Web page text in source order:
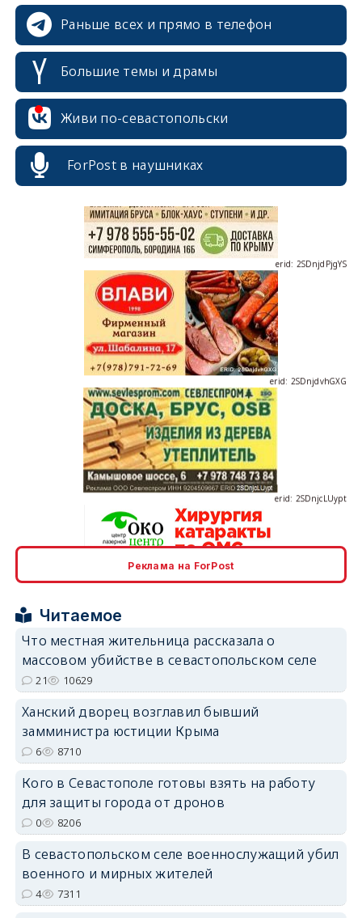
Раньше всех и прямо в телефон
Большие темы и драмы
Живи по-севастопольски
ForPost в наушниках
erid: 2SDnjcrDNw6
erid: 2SDnjdPjgYS
erid: 2SDnjdvhGXG
erid: 2SDnjdPjgYS
Реклама на ForPost
Читаемое
Что местная жительница рассказала о
массовом убийстве в севастопольском селе
21 10629
Ханский дворец возглавил бывший
замминистра юстиции Крыма
6 8710
Кого в Севастополе готовы взять на работу
для защиты города от дронов
0 8206
В севастопольском селе военнослужащий убил
военного и мирных жителей
4 7311